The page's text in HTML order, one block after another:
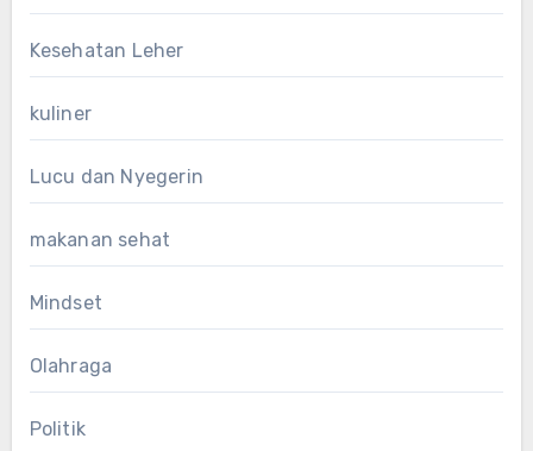
Kesehatan Leher
kuliner
Lucu dan Nyegerin
makanan sehat
Mindset
Olahraga
Politik